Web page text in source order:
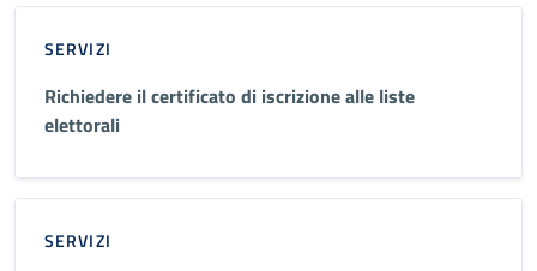
SERVIZI
Richiedere il certificato di iscrizione alle liste
elettorali
SERVIZI